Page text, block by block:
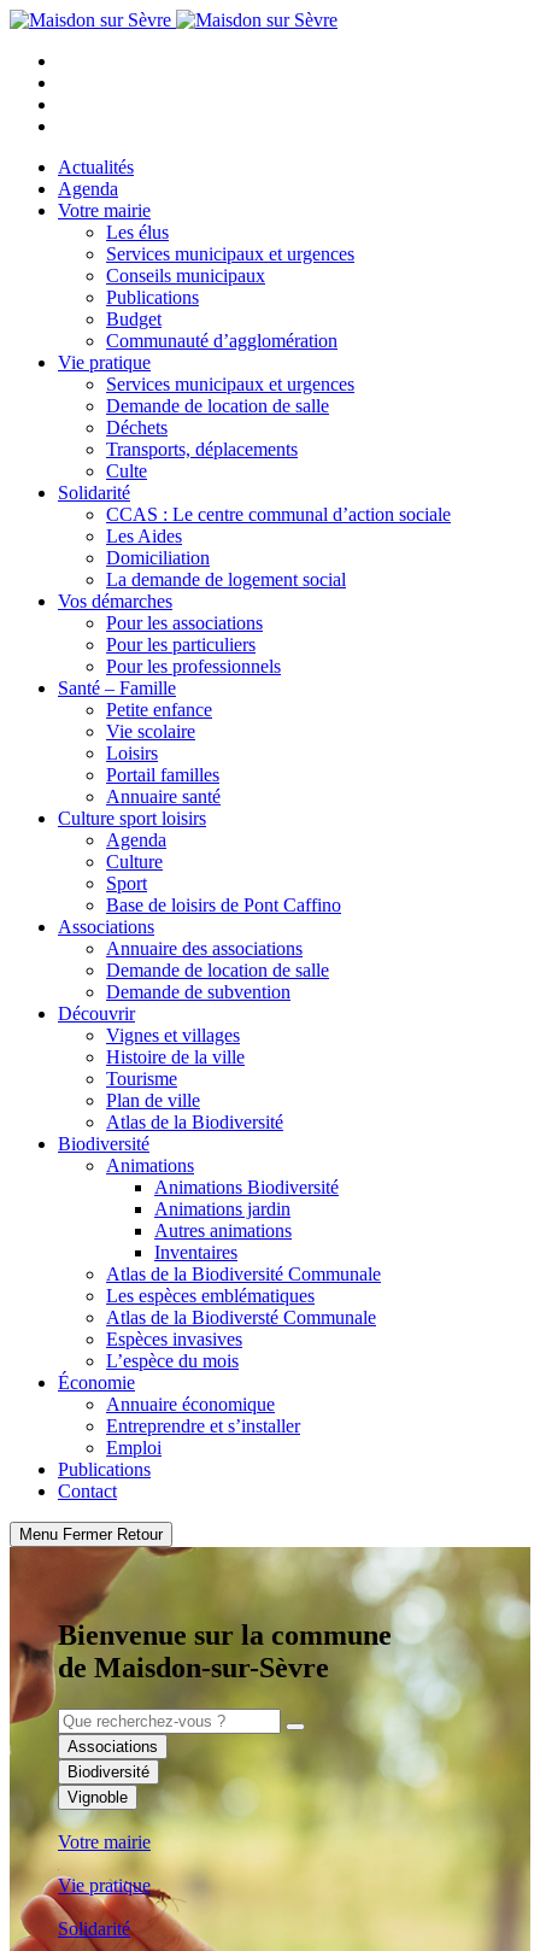
Actualités
Agenda
Votre mairie
Les élus
Services municipaux et urgences
Conseils municipaux
Publications
Budget
Communauté d’agglomération
Vie pratique
Services municipaux et urgences
Demande de location de salle
Déchets
Transports, déplacements
Culte
Solidarité
CCAS : Le centre communal d’action sociale
Les Aides
Domiciliation
La demande de logement social
Vos démarches
Pour les associations
Pour les particuliers
Pour les professionnels
Santé – Famille
Petite enfance
Vie scolaire
Loisirs
Portail familles
Annuaire santé
Culture sport loisirs
Agenda
Culture
Sport
Base de loisirs de Pont Caffino
Associations
Annuaire des associations
Demande de location de salle
Demande de subvention
Découvrir
Vignes et villages
Histoire de la ville
Tourisme
Plan de ville
Atlas de la Biodiversité
Biodiversité
Animations
Animations Biodiversité
Animations jardin
Autres animations
Inventaires
Atlas de la Biodiversité Communale
Les espèces emblématiques
Atlas de la Biodiversté Communale
Espèces invasives
L’espèce du mois
Économie
Annuaire économique
Entreprendre et s’installer
Emploi
Publications
Contact
Menu Fermer Retour
Bienvenue sur la commune
de Maisdon-sur-Sèvre
Associations
Biodiversité
Vignoble
Votre mairie
Vie pratique
Solidarité